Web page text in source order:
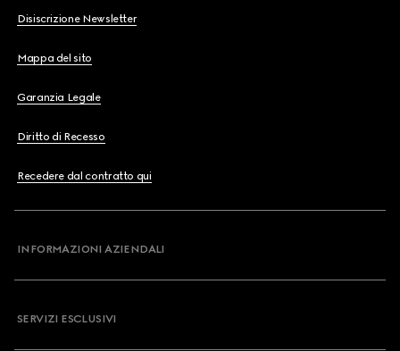
Disiscrizione Newsletter
Mappa del sito
Garanzia Legale
Diritto di Recesso
Recedere dal contratto qui
INFORMAZIONI AZIENDALI
SERVIZI ESCLUSIVI